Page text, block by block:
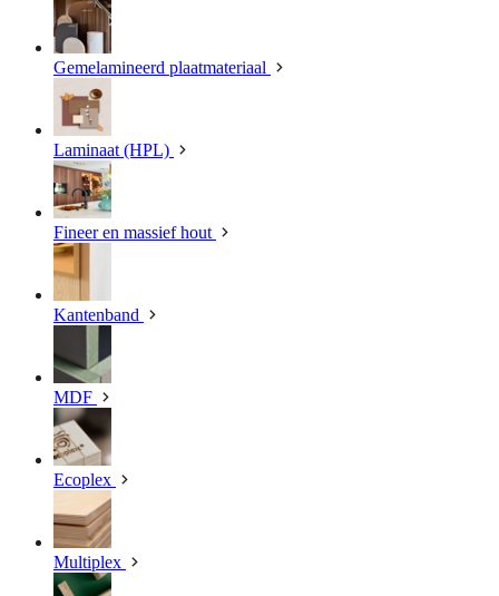
Gemelamineerd plaatmateriaal
Laminaat (HPL)
Fineer en massief hout
Kantenband
MDF
Ecoplex
Multiplex